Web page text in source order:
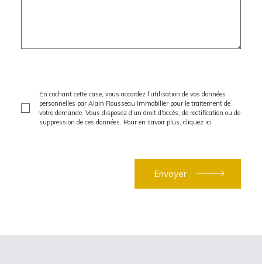
En cochant cette case, vous accordez l'utilisation de vos données
personnelles par Alain Rousseau Immobilier pour le traitement de
votre demande. Vous disposez d'un droit d'accès, de rectification ou de
suppression de ces données. Pour en savoir plus, cliquez ici